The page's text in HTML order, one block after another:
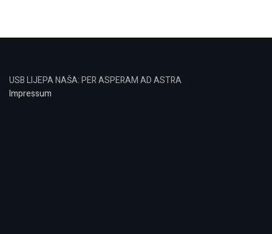
USB LIJEPA NAŠA: PER ASPERAM AD ASTRA
Impressum